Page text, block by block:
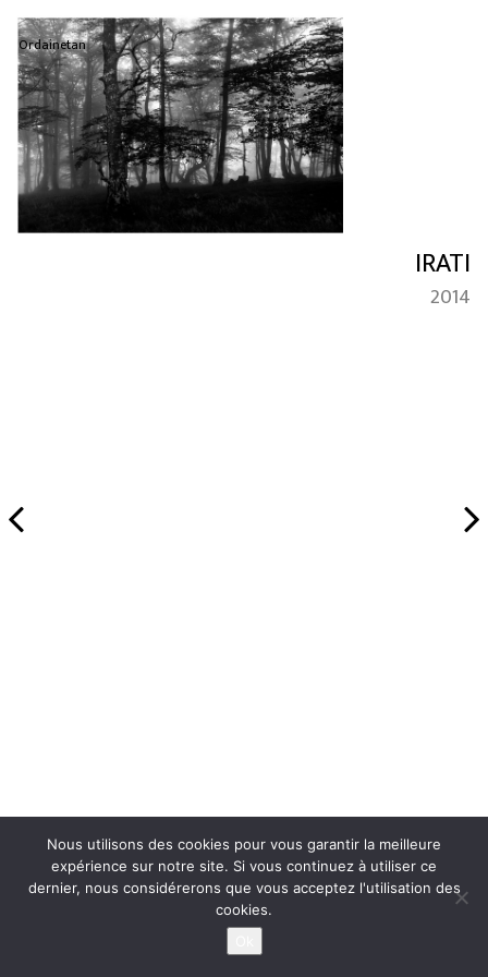
Ordainetan
IRATI
2014
Nous utilisons des cookies pour vous garantir la meilleure
expérience sur notre site. Si vous continuez à utiliser ce
dernier, nous considérerons que vous acceptez l'utilisation des
cookies.